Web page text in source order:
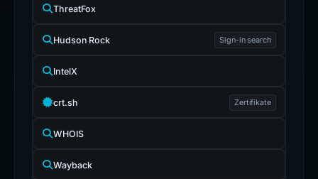
ThreatFox
Hudson Rock Sign-in search
IntelX
crt.sh Zertifikate
WHOIS
Wayback